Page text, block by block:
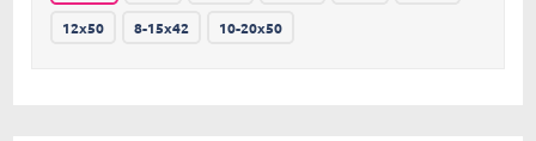
12х50 8-15х42 10-20х50